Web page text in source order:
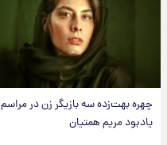
چهره بهت‌زده سه بازیگر زن در مراسم
یادبود مریم همتیان